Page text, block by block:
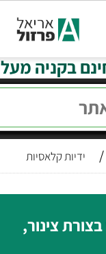
בקניה מעל 399 ש"ח
/ ידיות קלאסיות
צינור,